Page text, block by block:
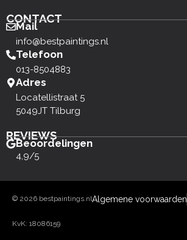
CONTACT
Mail
info@bestpaintings.nl
Telefoon
013-8504883
Adres
Locatellistraat 5
5049JT Tilburg
REVIEWS
Beoordelingen
4,9/5
© 2026 bestpaintings.nlAlgemene voorwaarden
KvK: 18086159